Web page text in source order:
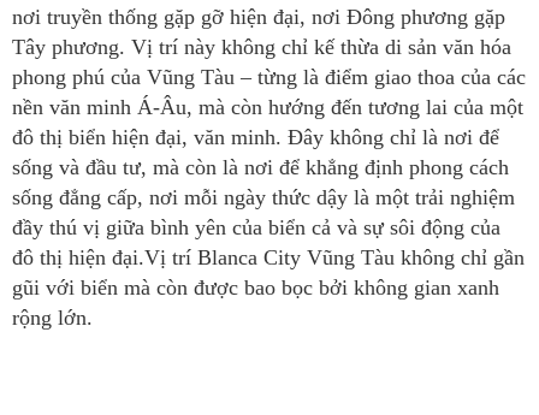
nơi truyền thống gặp gỡ hiện đại, nơi Đông phương gặp
Tây phương. Vị trí này không chỉ kế thừa di sản văn hóa
phong phú của Vũng Tàu – từng là điểm giao thoa của các
nền văn minh Á-Âu, mà còn hướng đến tương lai của một
đô thị biển hiện đại, văn minh. Đây không chỉ là nơi để
sống và đầu tư, mà còn là nơi để khẳng định phong cách
sống đẳng cấp, nơi mỗi ngày thức dậy là một trải nghiệm
đầy thú vị giữa bình yên của biển cả và sự sôi động của
đô thị hiện đại.Vị trí Blanca City Vũng Tàu không chỉ gần
gũi với biển mà còn được bao bọc bởi không gian xanh
rộng lớn.